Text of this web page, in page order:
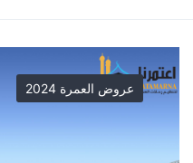
عروض العمرة 2024